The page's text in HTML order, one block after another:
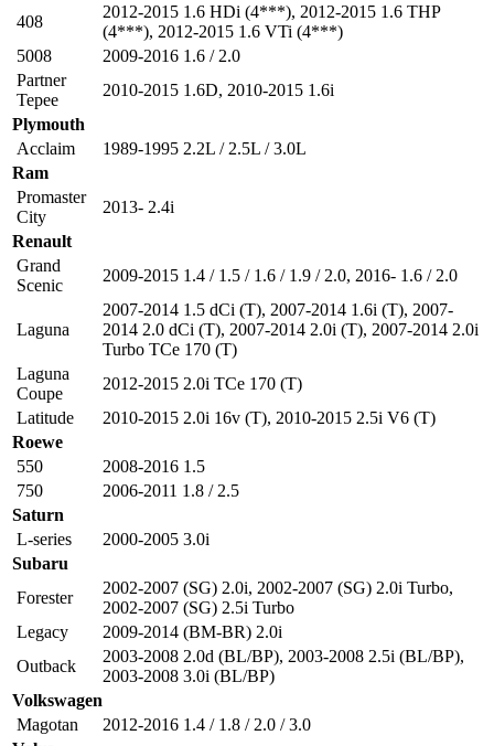
408
2012-2015 1.6 HDi (4***), 2012-2015 1.6 THP
(4***), 2012-2015 1.6 VTi (4***)
5008
2009-2016 1.6 / 2.0
Partner
Tepee
2010-2015 1.6D, 2010-2015 1.6i
Plymouth
Acclaim
1989-1995 2.2L / 2.5L / 3.0L
Ram
Promaster
City
2013- 2.4i
Renault
Grand
Scenic
2009-2015 1.4 / 1.5 / 1.6 / 1.9 / 2.0, 2016- 1.6 / 2.0
Laguna
2007-2014 1.5 dCi (T), 2007-2014 1.6i (T), 2007-
2014 2.0 dCi (T), 2007-2014 2.0i (T), 2007-2014 2.0i
Turbo TCe 170 (T)
Laguna
Coupe
2012-2015 2.0i TCe 170 (T)
Latitude
2010-2015 2.0i 16v (T), 2010-2015 2.5i V6 (T)
Roewe
550
2008-2016 1.5
750
2006-2011 1.8 / 2.5
Saturn
L-series
2000-2005 3.0i
Subaru
Forester
2002-2007 (SG) 2.0i, 2002-2007 (SG) 2.0i Turbo,
2002-2007 (SG) 2.5i Turbo
Legacy
2009-2014 (BM-BR) 2.0i
Outback
2003-2008 2.0d (BL/BP), 2003-2008 2.5i (BL/BP),
2003-2008 3.0i (BL/BP)
Volkswagen
Magotan
2012-2016 1.4 / 1.8 / 2.0 / 3.0